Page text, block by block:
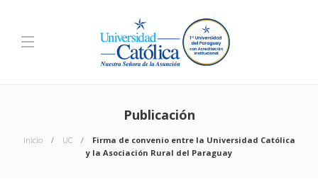
Publicación
Inicio UC
Firma de convenio entre la Universidad Católica
y la Asociación Rural del Paraguay